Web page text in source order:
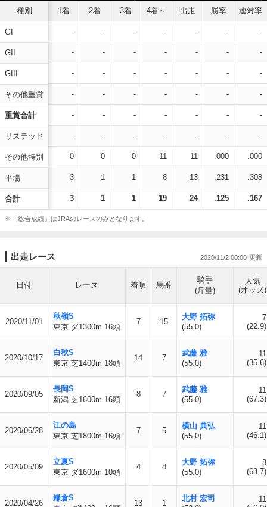
種別
GI
GII
GIII
その他重賞
重賞合計
リステッド
その他特別
平場
合計
1着 2着 3着 4着～ 出走 勝率 連対率
- - - - - - -
- - - - - - -
- - - - - - -
- - - - - - -
- - - - - - -
- - - - - - -
0 0 0 11 11 .000 .000
3 1 1 8 13 .231 .308
3 1 1 19 24 .125 .167
※「総合成績」はJRAのレースのみとなります。
出走レース 2020/11/2 00:00
日付 レース 着順 馬番
騎手
(斤量)
人気
(オッズ)
2020/11/01
秋嶺S
東京 ダ1300m 16頭
7 15
大野 拓弥
(55.0)
7
(22.9)
2020/10/17
白秋S
東京 芝1400m 18頭
14 7
武藤 雅
(55.0)
11
(35.6)
2020/09/05
長岡S
新潟 芝1600m 16頭
8 7
武藤 雅
(55.0)
11
(67.3)
2020/06/28
江の島
東京 芝1800m 16頭
7 5
横山 典弘
(55.0)
11
(46.1)
2020/05/09
立夏S
東京 ダ1600m 10頭
4 8
大野 拓弥
(55.0)
8
(63.7)
2020/04/26
鎌倉S
13 1
北村 宏司
11